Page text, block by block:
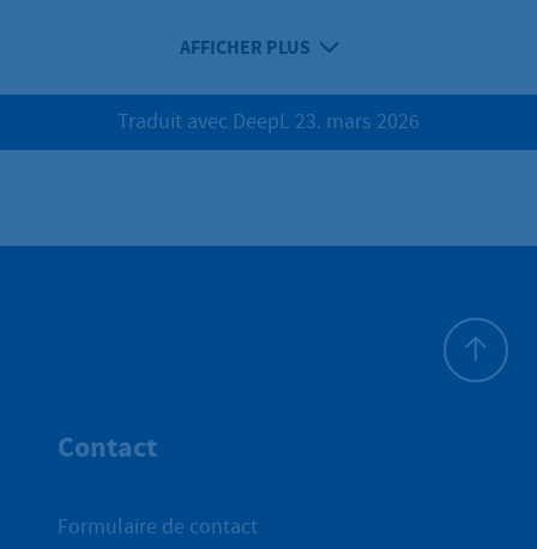
AFFICHER PLUS
Traduit avec DeepL 23. mars 2026
Contact
Formulaire de contact